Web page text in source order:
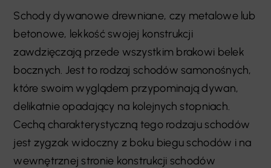
Schody dywanowe drewniane, czy metalowe lub
betonowe, lekkość swojej konstrukcji
zawdzięczają przede wszystkim brakowi belek
bocznych. Jest to rodzaj schodów samonośnych,
które swoim wyglądem przypominają dywan,
delikatnie opadający na kolejnych stopniach.
Cechą charakterystyczną tego rodzaju schodów
jest zygzak widoczny z boku biegu schodów i na
wewnętrznej stronie konstrukcji schodów